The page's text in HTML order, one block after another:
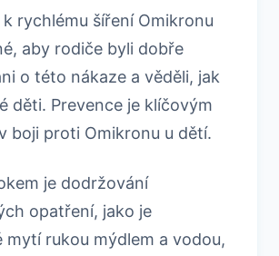
rychlému šíření Omikronu
aby rodiče byli dobře
o této nákaze a věděli, jak
děti. Prevence je klíčovým
boji proti Omikronu u dětí.
je dodržování
opatření, jako je
mytí rukou mýdlem a vodou,